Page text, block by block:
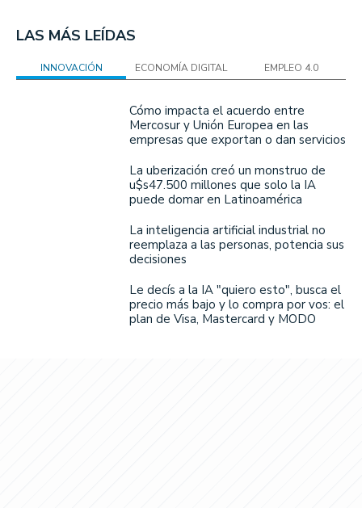
LAS MÁS LEÍDAS
INNOVACIÓN ECONOMÍA DIGITAL EMPLEO 4.0
Cómo impacta el acuerdo entre
Mercosur y Unión Europea en las
empresas que exportan o dan servicios
La uberización creó un monstruo de
u$s47.500 millones que solo la IA
puede domar en Latinoamérica
La inteligencia artificial industrial no
reemplaza a las personas, potencia sus
decisiones
Le decís a la IA "quiero esto", busca el
precio más bajo y lo compra por vos: el
plan de Visa, Mastercard y MODO